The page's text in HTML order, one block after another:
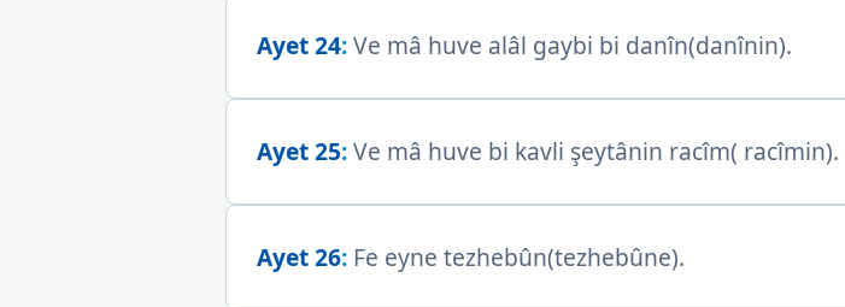
Ayet 24:Ve mâ huve alâl gaybi bi danîn(danînin).
Ayet 25:Ve mâ huve bi kavli şeytânin racîm( racîmin).
Ayet 26: Fe eyne tezhebûn(tezhebûne).